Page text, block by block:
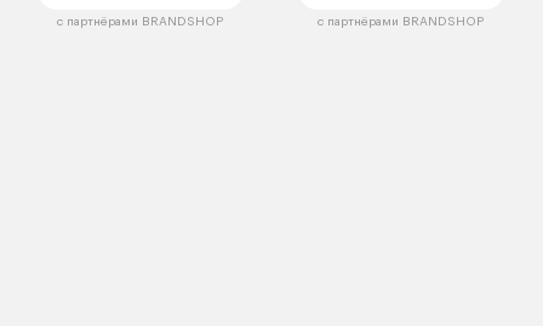
с партнёрами BRANDSHOP с партнёрами BRANDSHOP